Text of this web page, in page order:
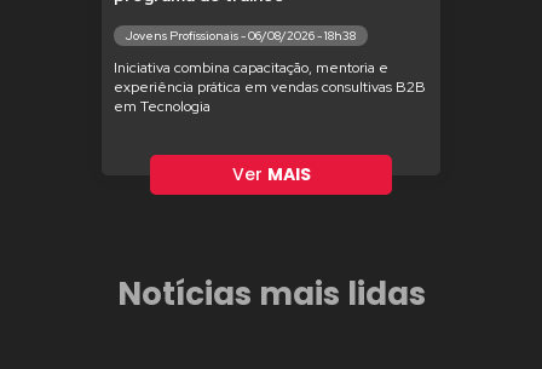
Jovens Profissionais - 06/08/2026 - 18h38
Iniciativa combina capacitação, mentoria e
experiência prática em vendas consultivas B2B
em Tecnologia
Ver MAIS
Notícias mais lidas